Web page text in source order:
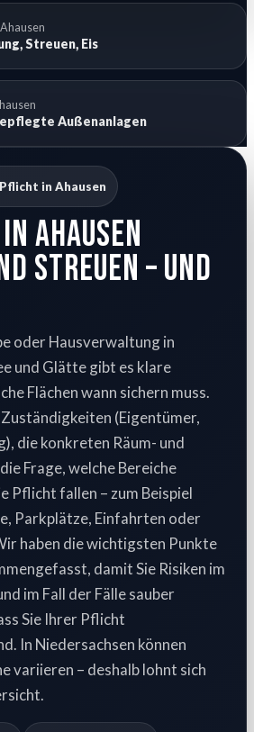
Streuen, Eis
Außenanlagen
in Ahausen
Ahausen
streuen – und
oder Hausverwaltung in
und Glätte gibt es klare
Flächen wann sichern muss.
(Eigentümer,
die konkreten Räum- und
Frage, welche Bereiche
Pflicht fallen – zum Beispiel
Parkplätze, Einfahrten oder
haben die wichtigsten Punkte
damit Sie Risiken im
im Fall der Fälle sauber
Sie Ihrer Pflicht
In Niedersachsen können
variieren – deshalb lohnt sich